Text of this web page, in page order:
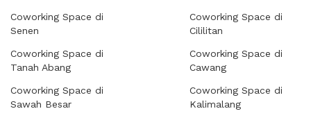
Coworking Space di
Senen
Coworking Space di
Tanah Abang
Coworking Space di
Sawah Besar
Coworking Space di
Cililitan
Coworking Space di
Cawang
Coworking Space di
Kalimalang